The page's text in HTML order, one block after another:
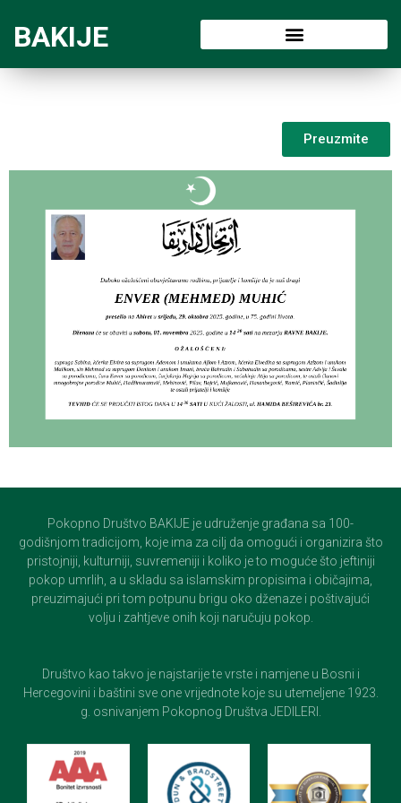
BAKIJE
Preuzmite
Pokopno Društvo BAKIJE je udruženje građana sa 100-
godišnjom tradicijom, koje ima za cilj da omogući i organizira što
pristojniji, kulturniji, suvremeniji i koliko je to moguće što jeftiniji
pokop umrlih, a u skladu sa islamskim propisima i običajima,
preuzimajući pri tom potpunu brigu oko dženaze i poštivajući
volju i zahtjeve onih koji naručuju pokop.
Društvo kao takvo je najstarije te vrste i namjene u Bosni i
Hercegovini i baštini sve one vrijednote koje su utemeljene 1923.
g. osnivanjem Pokopnog Društva JEDILERI.